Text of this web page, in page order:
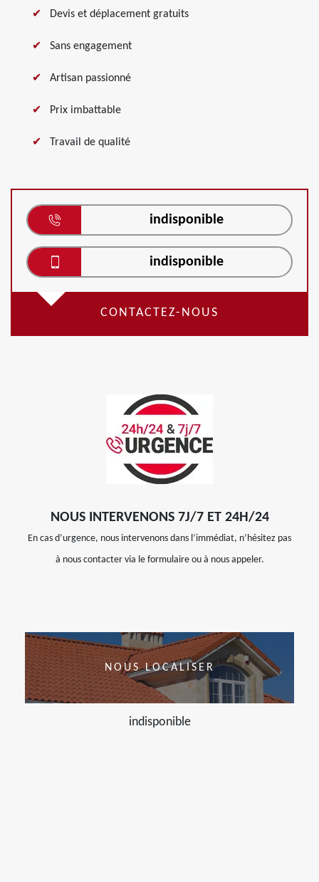
Devis et déplacement gratuits
Sans engagement
Artisan passionné
Prix imbattable
Travail de qualité
indisponible
indisponible
CONTACTEZ-NOUS
NOUS INTERVENONS 7J/7 ET 24H/24
En cas d’urgence, nous intervenons dans l’immédiat, n’hésitez pas
à nous contacter via le formulaire ou à nous appeler.
NOUS LOCALISER
indisponible